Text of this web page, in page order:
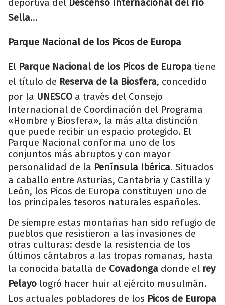
Sella...
Parque Nacional de los Picos de Europa
El Parque Nacional de los Picos de Europa tiene
el título de Reserva de la Biosfera, concedido
por la UNESCO a través del Consejo
Internacional de Coordinación del Programa
«Hombre y Biosfera», la más alta distinción
que puede recibir un espacio protegido. El
Parque Nacional conforma uno de los
conjuntos más abruptos y con mayor
personalidad de la Península Ibérica. Situados
a caballo entre Asturias, Cantabria y Castilla y
León, los Picos de Europa constituyen uno de
los principales tesoros naturales españoles.
De siempre estas montañas han sido refugio de
pueblos que resistieron a las invasiones de
otras culturas: desde la resistencia de los
últimos cántabros a las tropas romanas, hasta
la conocida batalla de Covadonga donde el rey
Pelayo logró hacer huir al ejército musulmán.
Los actuales pobladores de los Picos de Europa